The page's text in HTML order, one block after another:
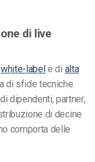
di live
white-labele di alta
di sfide tecniche.
dipendenti, partner,
di decine
comporta delle